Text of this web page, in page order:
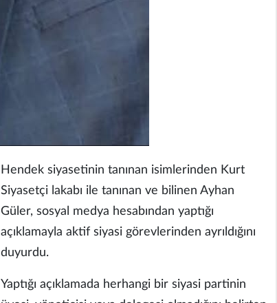
Hendek siyasetinin tanınan isimlerinden Kurt
Siyasetçi lakabı ile tanınan ve bilinen Ayhan
Güler, sosyal medya hesabından yaptığı
açıklamayla aktif siyasi görevlerinden ayrıldığını
duyurdu.
Yaptığı açıklamada herhangi bir siyasi partinin